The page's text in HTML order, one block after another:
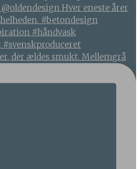
der ældes smukt. Mellemgrå